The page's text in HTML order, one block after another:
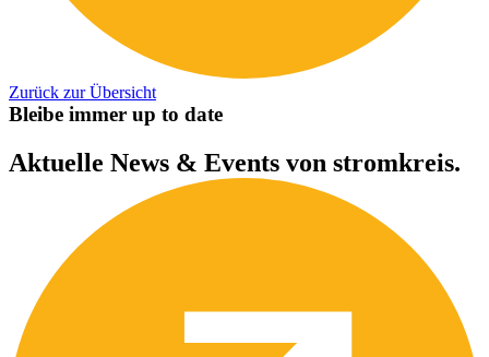
Zurück zur Übersicht
Bleibe immer up to date
Aktuelle News & Events von stromkreis.